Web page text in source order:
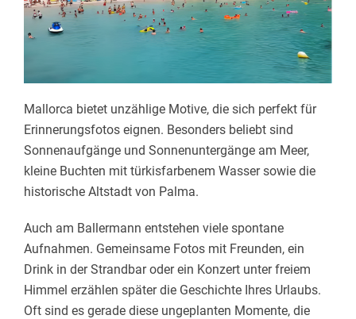
Mallorca bietet unzählige Motive, die sich perfekt für
Erinnerungsfotos eignen. Besonders beliebt sind
Sonnenaufgänge und Sonnenuntergänge am Meer,
kleine Buchten mit türkisfarbenem Wasser sowie die
historische Altstadt von Palma.
Auch am Ballermann entstehen viele spontane
Aufnahmen. Gemeinsame Fotos mit Freunden, ein
Drink in der Strandbar oder ein Konzert unter freiem
Himmel erzählen später die Geschichte Ihres Urlaubs.
Oft sind es gerade diese ungeplanten Momente, die